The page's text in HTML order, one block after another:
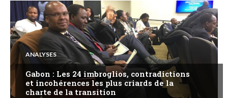
ANALYSES
Gabon : Les 24 imbroglios, contradictions
et incohérences les plus criards de la
charte de la transition